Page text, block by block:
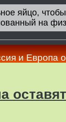
и Европа